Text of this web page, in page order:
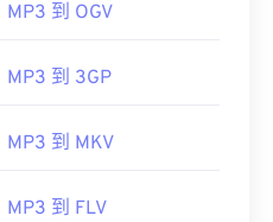
00 00 00
00 00 00
MP3 到 OGV
MP3 到 3GP
MP3 到 MKV
MP3 到 FLV